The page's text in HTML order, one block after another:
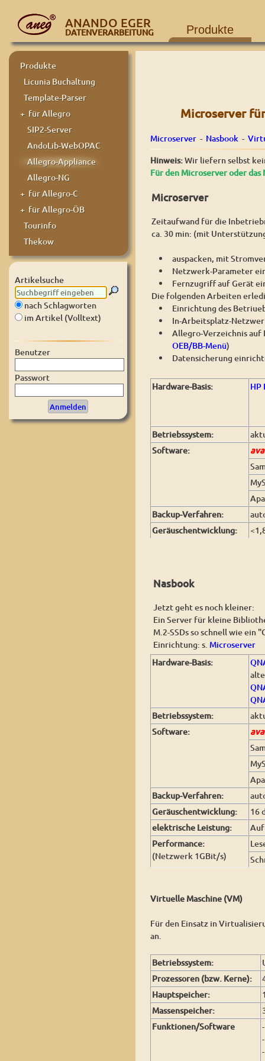
ANANDO EGER
DATENVERARBEITUNG Produkte
Produkte
Licunia Buchaltung
Template-Parser
+ für Allegro
SIP2-Server
AndoLib-WebOPAC
Allegro-Appliance
Allegro-NG
+ für Allegro-C
+ für Allegro-ÖB
Tourinfo
Thekow
Artikelsuche
nach Schlagworten
im Artikel (Volltext)
Benutzer
Passwort
Microserver
Microserver - Nasbook -
Hinweis:Wir liefern selbst
Für den Microserver oder
Microserver
Zeitaufwand für die
ca. 30 min: (mit
auspacken, mit
Netzwerk-Parameter
Fernzugriff auf Gerät
Die folgenden Arbeiten
Einrichtung des
In-Arbeitsplatz-
Allegro-Verzeichnis
OEB/BB-Menü)
Datensicherung
Hardware-Basis: HP
Betriebssystem:
Software:
Backup-Verfahren:
Geräuschentwicklung:
Nasbook
Jetzt geht es noch kleiner:
Ein Server für kleine
M.2-SSDs so schnell wie ein
Einrichtung: s. Microserver
Hardware-Basis:
Q
Betriebssystem:
Software:
Backup-Verfahren:
Geräuschentwicklung:
16
elektrische Leistung:
Performance:
(Netzwerk 1GBit/s)
Virtuelle Maschine (VM)
Für den Einsatz in
an.
Betriebssystem:
Prozessoren (bzw. Kerne):
Hauptspeicher:
Massenspeicher:
Funktionen/Software